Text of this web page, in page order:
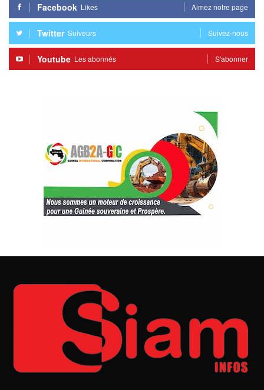
Facebook Likes Aimez notre page
Twitter Suiveurs Suivez-nous
Youtube Les abonnés S'abonner